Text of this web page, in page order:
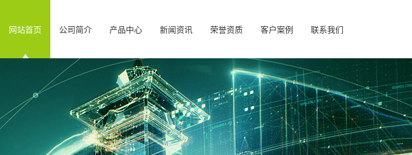
网站首页 公司简介 产品中心 新闻资讯 荣誉资质 客户案例 联系我们